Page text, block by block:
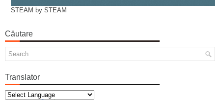
STEAM by STEAM
Căutare
Translator